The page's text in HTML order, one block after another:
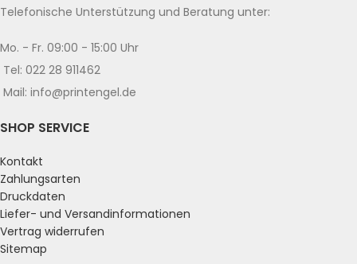
Telefonische Unterstützung und Beratung unter:
Mo. - Fr. 09:00 - 15:00 Uhr
Tel: 022 28 911462
Mail: info@printengel.de
SHOP SERVICE
Kontakt
Zahlungsarten
Druckdaten
Liefer- und Versandinformationen
Vertrag widerrufen
Sitemap